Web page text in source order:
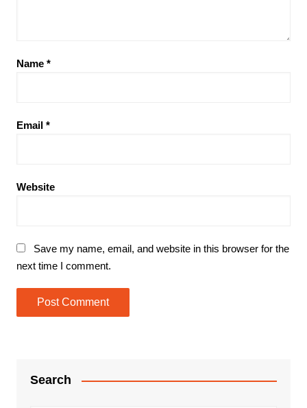
Name *
Email *
Website
Save my name, email, and website in this browser for the
next time I comment.
Search